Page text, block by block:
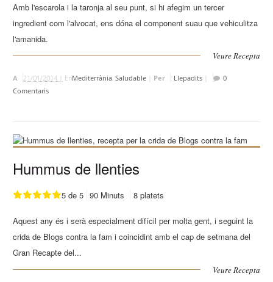
Amb l'escarola i la taronja al seu punt, si hi afegim un tercer
ingredient com l'alvocat, ens dóna el component suau que vehiculitza
l'amanida.
Veure Recepta
A 21/01/2014 | EnMediterrània,Saludable Per Llepadits
0
Comentaris
Hummus de llenties
5 de 5 90 Minuts 8 platets
Aquest any és i serà especialment difícil per molta gent, i seguint la
crida de Blogs contra la fam i coincidint amb el cap de setmana del
Gran Recapte del...
Veure Recepta